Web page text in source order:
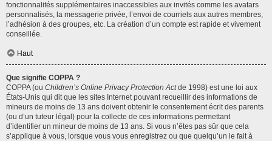
fonctionnalités supplémentaires inaccessibles aux invités comme les avatars
personnalisés, la messagerie privée, l’envoi de courriels aux autres membres,
l’adhésion à des groupes, etc. La création d’un compte est rapide et vivement
conseillée.
Haut
Que signifie COPPA ?
COPPA (ou Children’s Online Privacy Protection Actde 1998) est une loi aux
États-Unis qui dit que les sites Internet pouvant recueillir des informations de
mineurs de moins de 13 ans doivent obtenir le consentement écrit des parents
(ou d’un tuteur légal) pour la collecte de ces informations permettant
d’identifier un mineur de moins de 13 ans. Si vous n’êtes pas sûr que cela
s’applique à vous, lorsque vous vous enregistrez ou que quelqu’un le fait à